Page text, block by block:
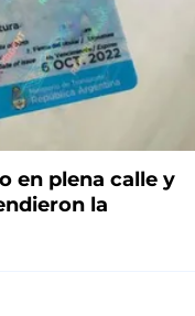
en plena calle y
la